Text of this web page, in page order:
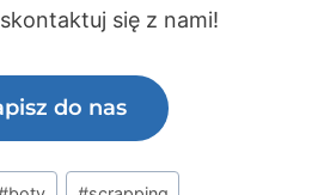
się z nami!
do nas